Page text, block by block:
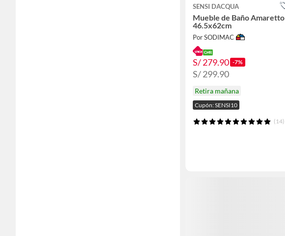
SENSI DACQUA
Mueble de Baño Amaretto
46.5x62cm
Por SODIMAC
S/ 279.90 -7%
S/ 299.90
Retira mañana
Cupón: SENSI10
(14)